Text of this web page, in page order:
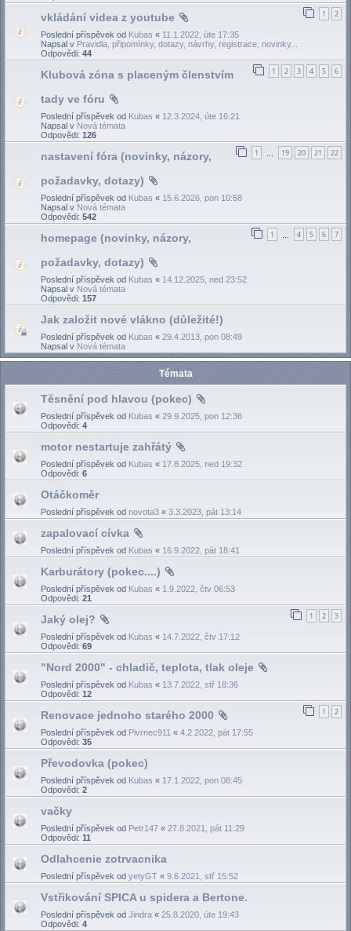
1 2
vkládání videa z youtube
Poslední příspěvek od Kubas « 11.1.2022, úte 17:35
Napsal v Pravidla, připomínky, dotazy, návrhy, registrace, novinky...
Odpovědi: 44
1 2 3 4 5 6
Klubová zóna s placeným členstvím
tady ve fóru
Poslední příspěvek od Kubas « 12.3.2024, úte 16:21
Napsal v Nová témata
Odpovědi: 126
1 19 20 21 22
nastavení fóra (novinky, názory,
požadavky, dotazy)
Poslední příspěvek od Kubas « 15.6.2026, pon 10:58
Napsal v Nová témata
Odpovědi: 542
1 4 5 6 7
homepage (novinky, názory,
požadavky, dotazy)
Poslední příspěvek od Kubas « 14.12.2025, ned 23:52
Napsal v Nová témata
Odpovědi: 157
Jak založit nové vlákno (důležité!)
Poslední příspěvek od Kubas « 29.4.2013, pon 08:49
Napsal v Nová témata
Témata
Těsnění pod hlavou (pokec)
Poslední příspěvek od Kubas « 29.9.2025, pon 12:36
Odpovědi: 4
motor nestartuje zahřátý
Poslední příspěvek od Kubas « 17.8.2025, ned 19:32
Odpovědi: 6
Otáčkoměr
Poslední příspěvek od novota3 « 3.3.2023, pát 13:14
zapalovací cívka
Poslední příspěvek od Kubas « 16.9.2022, pát 18:41
Karburátory (pokec....)
Poslední příspěvek od Kubas « 1.9.2022, čtv 06:53
Odpovědi: 21
1 2 3
Jaký olej?
Poslední příspěvek od Kubas « 14.7.2022, čtv 17:12
Odpovědi: 69
"Nord 2000" - chladič, teplota, tlak oleje
Poslední příspěvek od Kubas « 13.7.2022, stř 18:36
Odpovědi: 12
1 2
Renovace jednoho starého 2000
Poslední příspěvek od Pivrnec911 « 4.2.2022, pát 17:55
Odpovědi: 35
Převodovka (pokec)
Poslední příspěvek od Kubas « 17.1.2022, pon 08:45
Odpovědi: 2
vačky
Poslední příspěvek od Petr147 « 27.8.2021, pát 11:29
Odpovědi: 11
Odlahcenie zotrvacnika
Poslední příspěvek od yetyGT « 9.6.2021, stř 15:52
Vstřikování SPICA u spidera a Bertone.
Poslední příspěvek od Jindra « 25.8.2020, úte 19:43
Odpovědi: 4